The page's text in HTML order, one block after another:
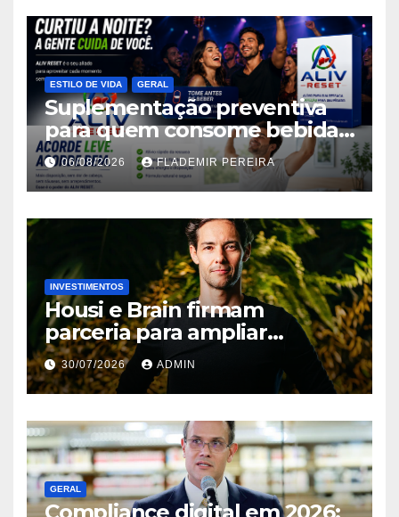
ESTILO DE VIDA GERAL
Suplementação preventiva
para quem consome bebidas
alcoólicas ganha espaço no
mercado brasileiro
06/08/2026 FLADEMIR PEREIRA
INVESTIMENTOS
Housi e Brain firmam
parceria para ampliar
inteligência de mercado em
lançamentos imobiliários
30/07/2026 ADMIN
GERAL
Compliance digital em 2026: